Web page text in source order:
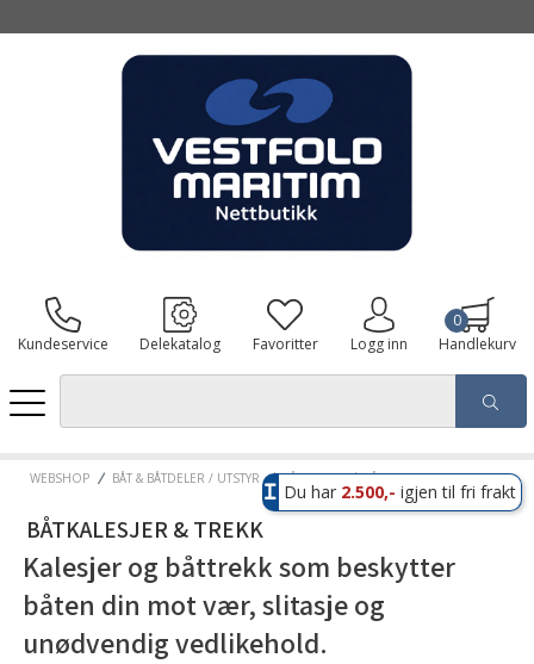
Kundeservice Delekatalog Favoritter Logg inn Handlekurv
0
WEBSHOP BÅT & BÅTDELER / UTSTYR BÅTDELER BÅTKALESJER & TREKK
Du har 2.500,- igjen til fri frakt
BÅTKALESJER & TREKK
Kalesjer og båttrekk som beskytter
båten din mot vær, slitasje og
unødvendig vedlikehold.